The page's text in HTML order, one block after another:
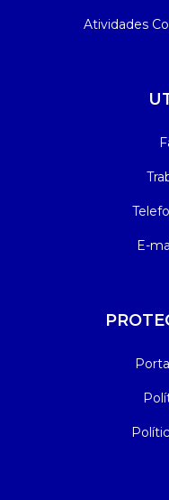
Atividades
E-